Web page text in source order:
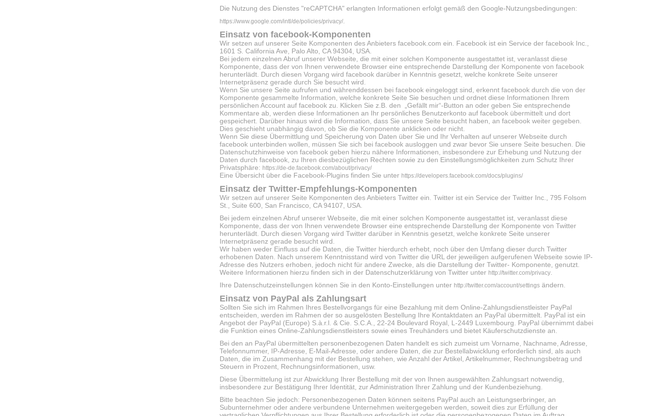
Die Nutzung des Dienstes "reCAPTCHA" erlangten Informationen erfolgt gemäß den Google-Nutzungsbedingungen:
https://www.google.com/intl/de/policies/privacy/
Einsatz von facebook-Komponenten
Wir setzen auf unserer Seite Komponenten des Anbieters facebook.com ein. Facebook ist ein Service der facebook Inc.,
1601 S. California Ave, Palo Alto, CA 94304, USA.
Bei jedem einzelnen Abruf unserer Webseite, die mit einer solchen Komponente ausgestattet ist, veranlasst diese
Komponente, dass der von Ihnen verwendete Browser eine entsprechende Darstellung der Komponente von facebook
herunterlädt. Durch diesen Vorgang wird facebook darüber in Kenntnis gesetzt, welche konkrete Seite unserer
Internetpräsenz gerade durch Sie besucht wird.
Wenn Sie unsere Seite aufrufen und währenddessen bei facebook eingeloggt sind, erkennt facebook durch die von der
Komponente gesammelte Information, welche konkrete Seite Sie besuchen und ordnet diese Informationen Ihrem
persönlichen Account auf facebook zu. Klicken Sie z.B. den „Gefällt mir“-Button an oder geben Sie entsprechende
Kommentare ab, werden diese Informationen an Ihr persönliches Benutzerkonto auf facebook übermittelt und dort
gespeichert. Darüber hinaus wird die Information, dass Sie unsere Seite besucht haben, an facebook weiter gegeben.
Dies geschieht unabhängig davon, ob Sie die Komponente anklicken oder nicht.
Wenn Sie diese Übermittlung und Speicherung von Daten über Sie und Ihr Verhalten auf unserer Webseite durch
facebook unterbinden wollen, müssen Sie sich bei facebook ausloggen und zwar bevor Sie unsere Seite besuchen. Die
Datenschutzhinweise von facebook geben hierzu nähere Informationen, insbesondere zur Erhebung und Nutzung der
Daten durch facebook, zu Ihren diesbezüglichen Rechten sowie zu den Einstellungsmöglichkeiten zum Schutz Ihrer
Privatsphäre: https://de-de.facebook.com/about/privacy/
Eine Übersicht über die Facebook-Plugins finden Sie unter https://developers.facebook.com/docs/plugins/
Einsatz der Twitter-Empfehlungs-Komponenten
Wir setzen auf unserer Seite Komponenten des Anbieters Twitter ein. Twitter ist ein Service der Twitter Inc., 795 Folsom
St., Suite 600, San Francisco, CA 94107, USA.
Bei jedem einzelnen Abruf unserer Webseite, die mit einer solchen Komponente ausgestattet ist, veranlasst diese
Komponente, dass der von Ihnen verwendete Browser eine entsprechende Darstellung der Komponente von Twitter
herunterlädt. Durch diesen Vorgang wird Twitter darüber in Kenntnis gesetzt, welche konkrete Seite unserer
Internetpräsenz gerade besucht wird.
Wir haben weder Einfluss auf die Daten, die Twitter hierdurch erhebt, noch über den Umfang dieser durch Twitter
erhobenen Daten. Nach unserem Kenntnisstand wird von Twitter die URL der jeweiligen aufgerufenen Webseite sowie IP-
Adresse des Nutzers erhoben, jedoch nicht für andere Zwecke, als die Darstellung der Twitter- Komponente, genutzt.
Weitere Informationen hierzu finden sich in der Datenschutzerklärung von Twitter unter http://twitter.com/privacy
Ihre Datenschutzeinstellungen können Sie in den Konto-Einstellungen unter http://twitter.com/account/settings ändern.
Einsatz von PayPal als Zahlungsart
Sollten Sie sich im Rahmen Ihres Bestellvorgangs für eine Bezahlung mit dem Online-Zahlungsdienstleister PayPal
entscheiden, werden im Rahmen der so ausgelösten Bestellung Ihre Kontaktdaten an PayPal übermittelt. PayPal ist ein
Angebot der PayPal (Europe) S.à.r.l. & Cie. S.C.A., 22-24 Boulevard Royal, L-2449 Luxembourg. PayPal übernimmt dabei
die Funktion eines Online-Zahlungsdienstleisters sowie eines Treuhänders und bietet Käuferschutzdienste an.
Bei den an PayPal übermittelten personenbezogenen Daten handelt es sich zumeist um Vorname, Nachname, Adresse,
Telefonnummer, IP-Adresse, E-Mail-Adresse, oder andere Daten, die zur Bestellabwicklung erforderlich sind, als auch
Daten, die im Zusammenhang mit der Bestellung stehen, wie Anzahl der Artikel, Artikelnummer, Rechnungsbetrag und
Steuern in Prozent, Rechnungsinformationen, usw.
Diese Übermittelung ist zur Abwicklung Ihrer Bestellung mit der von Ihnen ausgewählten Zahlungsart notwendig,
insbesondere zur Bestätigung Ihrer Identität, zur Administration Ihrer Zahlung und der Kundenbeziehung.
Bitte beachten Sie jedoch: Personenbezogenen Daten können seitens PayPal auch an Leistungserbringer, an
Subunternehmer oder andere verbundene Unternehmen weitergegeben werden, soweit dies zur Erfüllung der